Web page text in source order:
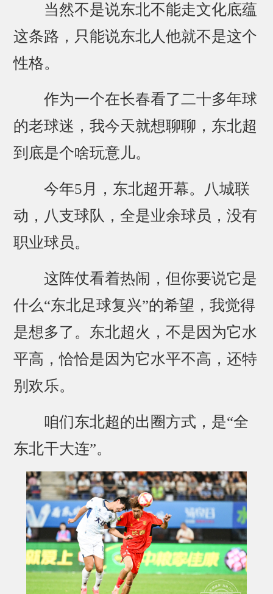
当然不是说东北不能走文化底蕴
这条路，只能说东北人他就不是这个
性格。
作为一个在长春看了二十多年球
的老球迷，我今天就想聊聊，东北超
到底是个啥玩意儿。
今年5月，东北超开幕。八城联
动，八支球队，全是业余球员，没有
职业球员。
这阵仗看着热闹，但你要说它是
什么“东北足球复兴”的希望，我觉得
是想多了。东北超火，不是因为它水
平高，恰恰是因为它水平不高，还特
别欢乐。
咱们东北超的出圈方式，是“全
东北干大连”。